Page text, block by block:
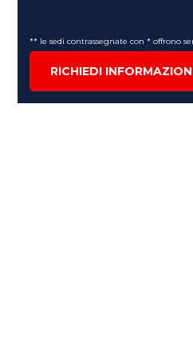
** le sedi contrassegnate con * offrono
RICHIEDI